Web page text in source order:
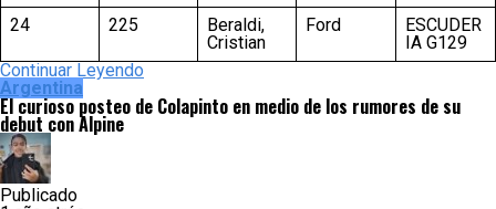
24
225
Beraldi,
Cristian
Ford
ESCUDER
IA G129
Continuar Leyendo
Argentina
El curioso posteo de Colapinto en medio de los rumores de su
debut con Alpine
Publicado